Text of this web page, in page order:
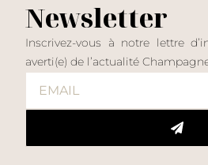
Newsletter
Inscrivez-vous à notre lettre
averti(e) de l’actualité